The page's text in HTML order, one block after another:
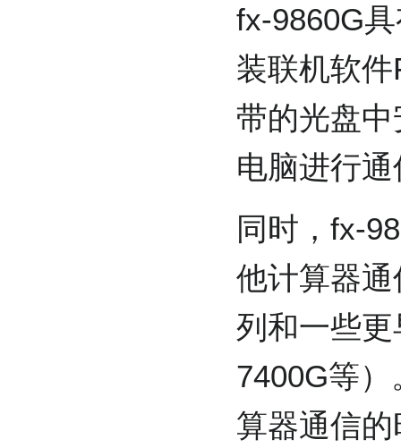
fx-9860G
装联机软
带的光盘
电脑进行
同时，fx-
他计算器
列和一些
7400G等
算器通信